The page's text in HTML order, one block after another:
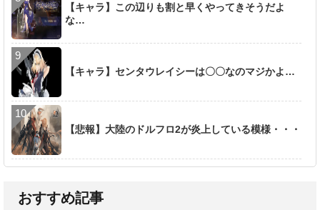
【キャラ】この辺りも割と早くやってきそうだよ
な…
【キャラ】センタウレイシーは〇〇なのマジかよ…
【悲報】大陸のドルフロ2が炎上している模様・・・
おすすめ記事